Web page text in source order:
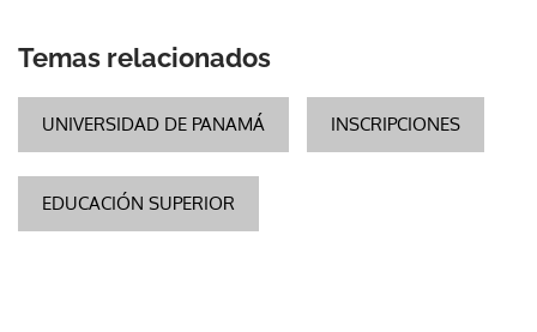
Temas relacionados
UNIVERSIDAD DE PANAMÁ INSCRIPCIONES
EDUCACIÓN SUPERIOR